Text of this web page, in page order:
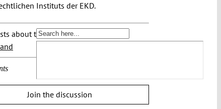
Instituts der EKD.
about this region:
Join the discussion